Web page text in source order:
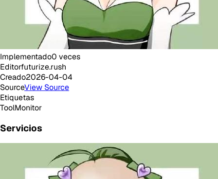
Implementado0 veces
Editorfuturize.rush
Creado2026-04-04
SourceView Source
Etiquetas
ToolMonitor
Servicios